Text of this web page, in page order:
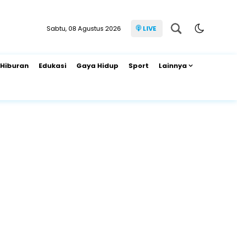
Sabtu, 08 Agustus 2026 LIVE
Hiburan Edukasi Gaya Hidup Sport Lainnya